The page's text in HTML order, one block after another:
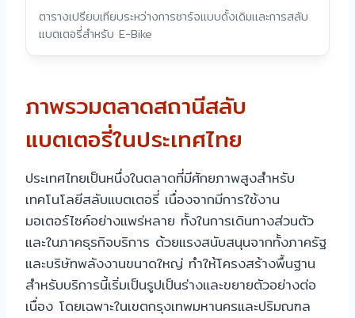
ตารางเปรียบเทียบระหว่างการชาร์จแบบดั้งเดิมและการสลับ
แบตเตอรี่สำหรับ E-Bike
ภาพรวมตลาดสถานีสลับ
แบตเตอรี่ในประเทศไทย
ประเทศไทยเป็นหนึ่งในตลาดที่มีศักยภาพสูงสำหรับ
เทคโนโลยีสลับแบตเตอรี่ เนื่องจากมีการใช้งาน
มอเตอร์ไซค์อย่างแพร่หลาย ทั้งในการเดินทางส่วนตัว
และในภาคธุรกิจบริการ ด้วยแรงสนับสนุนจากทั้งภาครัฐ
และบริษัทพลังงานขนาดใหญ่ ทำให้โครงสร้างพื้นฐาน
สำหรับบริการนี้เริ่มเป็นรูปเป็นร่างและขยายตัวอย่างต่อ
เนื่อง โดยเฉพาะในเขตกรุงเทพมหานครและปริมณฑล